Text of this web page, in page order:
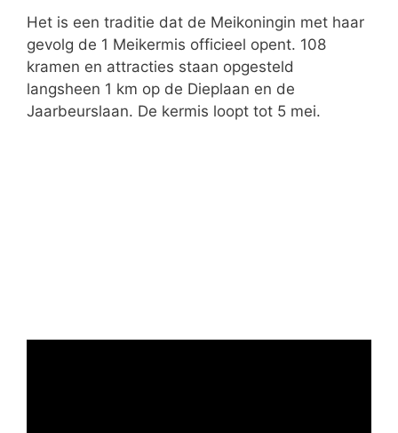
ë
n
Het is een traditie dat de Meikoningin met haar
gevolg de 1 Meikermis officieel opent. 108
kramen en attracties staan opgesteld
langsheen 1 km op de Dieplaan en de
Jaarbeurslaan. De kermis loopt tot 5 mei.